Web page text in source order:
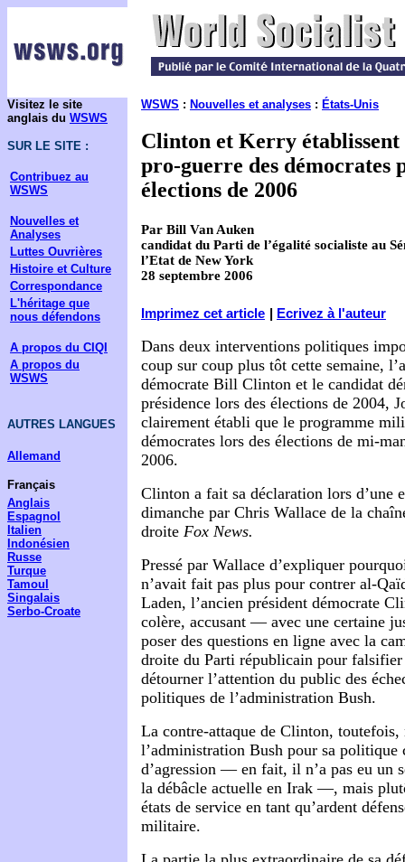
Visitez le site
anglais du WSWS
SUR LE SITE :
Contribuez au
WSWS
Nouvelles et
Analyses
Luttes Ouvrières
Histoire et Culture
Correspondance
L'héritage que
nous défendons
A propos du CIQI
A propos du
WSWS
AUTRES LANGUES
Allemand
Français
Anglais
Espagnol
Italien
Indonésien
Russe
Turque
Tamoul
Singalais
Serbo-Croate
WSWS : Nouvelles et analyses : États-Unis
Clinton et Kerry
pro-guerre des démocrates
élections de 2006
Par Bill Van Auken
candidat du Parti de l’égalité socialiste au
l’Etat de New York
28 septembre 2006
Imprimez cet article Ecrivez à l'auteur
Dans deux interventions politiques
coup sur coup plus tôt cette semaine,
démocrate Bill Clinton et le candidat
présidence lors des élections de 2004,
clairement établi que le programme
démocrates lors des élections de mi-
2006.
Clinton a fait sa déclaration lors d’une
dimanche par Chris Wallace de la
droite Fox News.
Pressé par Wallace d’expliquer
n’avait fait pas plus pour contrer al-
Laden, l’ancien président démocrate
colère, accusant — avec une certaine
poser des questions en ligne avec la
droite du Parti républicain pour
détourner l’attention du public des
politiques de l’administration Bush.
La contre-attaque de Clinton, toutefois,
l’administration Bush pour sa politique
d’agression — en fait, il n’a pas eu un
la débâcle actuelle en Irak —, mais
états de service en tant qu’ardent
militaire.